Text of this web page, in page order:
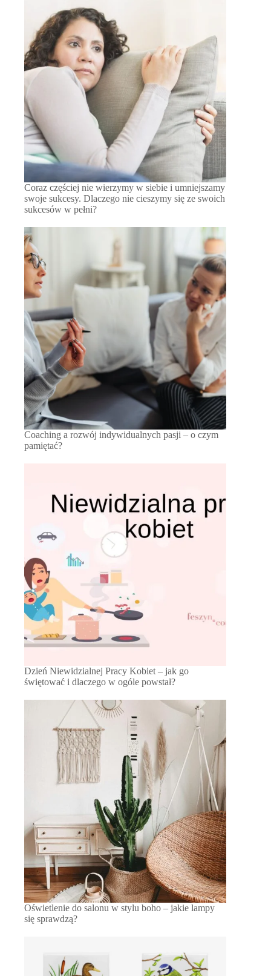
Coraz częściej nie wierzymy w siebie i umniejszamy
swoje sukcesy. Dlaczego nie cieszymy się ze swoich
sukcesów w pełni?
Coaching a rozwój indywidualnych pasji – o czym
pamiętać?
Dzień Niewidzialnej Pracy Kobiet – jak go
świętować i dlaczego w ogóle powstał?
Oświetlenie do salonu w stylu boho – jakie lampy
się sprawdzą?